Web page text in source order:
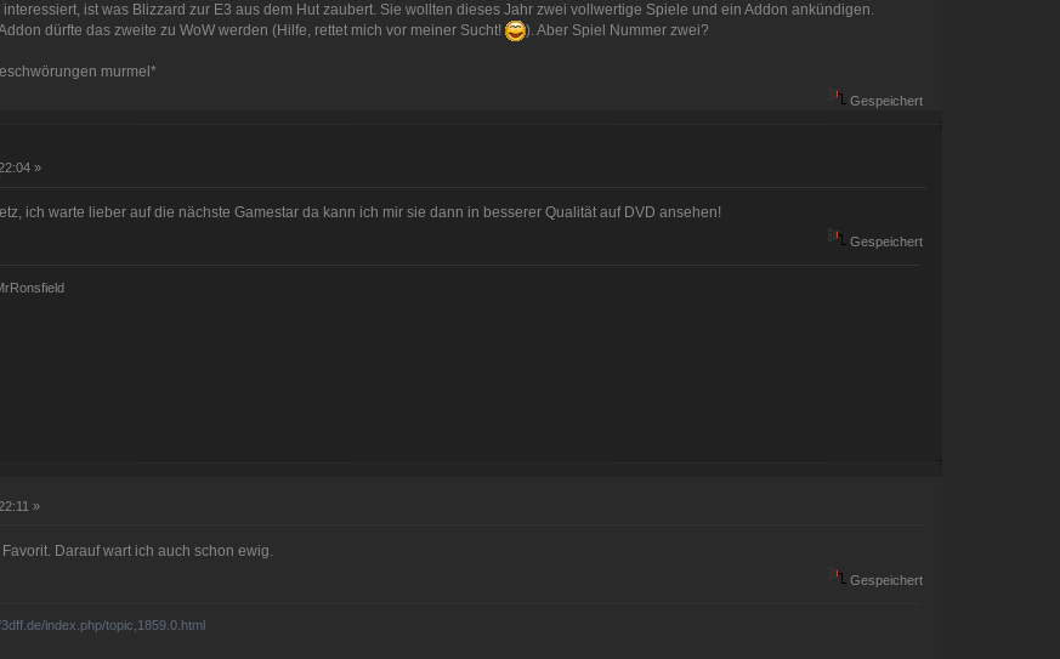
ist was Blizzard zur E3 aus dem Hut zaubert. Sie wollten dieses Jahr zwei vollwertige Spiele und ein Addon ankündigen.
dürfte das zweite zu WoW werden (Hilfe, rettet mich vor meiner Sucht!
). Aber Spiel Nummer zwei?
murmel*
Gespeichert
»
ich warte lieber auf die nächste Gamestar da kann ich mir sie dann in besserer Qualität auf DVD ansehen!
Gespeichert
»
Darauf wart ich auch schon ewig.
Gespeichert
index.php/topic,1859.0.html